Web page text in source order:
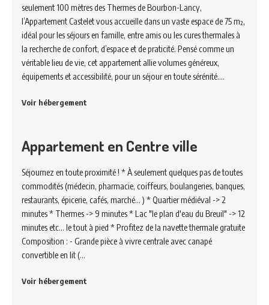
seulement 100 mètres des Thermes de Bourbon-Lancy,
l’Appartement Castelet vous accueille dans un vaste espace de 75 m²,
idéal pour les séjours en famille, entre amis ou les cures thermales à
la recherche de confort, d’espace et de praticité. Pensé comme un
véritable lieu de vie, cet appartement allie volumes généreux,
équipements et accessibilité, pour un séjour en toute sérénité.…
Voir hébergement
Appartement en Centre ville
Séjournez en toute proximité ! * À seulement quelques pas de toutes
commodités (médecin, pharmacie, coiffeurs, boulangeries, banques,
restaurants, épicerie, cafés, marché... ) * Quartier médiéval -> 2
minutes * Thermes -> 9 minutes * Lac "le plan d'eau du Breuil" -> 12
minutes etc... le tout à pied * Profitez de la navette thermale gratuite
Composition : - Grande pièce à vivre centrale avec canapé
convertible en lit (…
Voir hébergement